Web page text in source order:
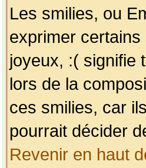
Les smilies, ou
exprimer
joyeux, :( signifie
lors de la
ces smilies, car
pourrait décider
Revenir en haut